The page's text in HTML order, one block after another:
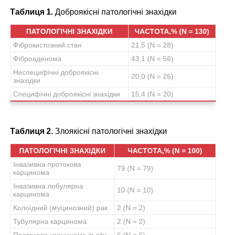
Таблиця 1. Доброякісні патологічні знахідки
ПАТОЛОГІЧНІ ЗНАХІДКИ
ЧАСТОТА,% (N = 130)
Фіброкистозний стан
21,5 (N = 28)
Фіброаденома
43,1 (N = 56)
Неспецифічні доброякісні
знахідки
20,0 (N = 26)
Специфічні доброякісні знахідки 15,4 (N = 20)
Таблиця 2. Злоякісні патологічні знахідки
ПАТОЛОГІЧНІ ЗНАХІДКИ
ЧАСТОТА,% (N = 100)
Інвазивна протокова
карцинома
79 (N = 79)
Інвазивна лобулярна
карцинома
10 (N = 10)
Колоїдний (муцинозний) рак
2 (N = 2)
Тубулярна карцинома
2 (N = 2)